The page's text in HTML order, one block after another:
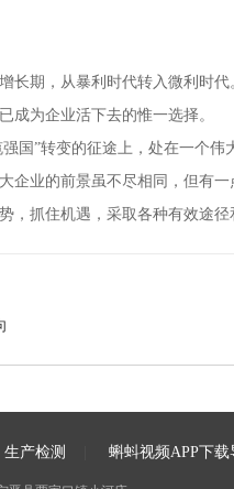
，从暴利时代转入微利时代
成为企业活下去的惟一选择。
”转变的征途上，处在一个
的前景虽不尽相同，但有一点
抓住机遇，采取各种有效途径
生产检测 蝌蚪视频APP下载